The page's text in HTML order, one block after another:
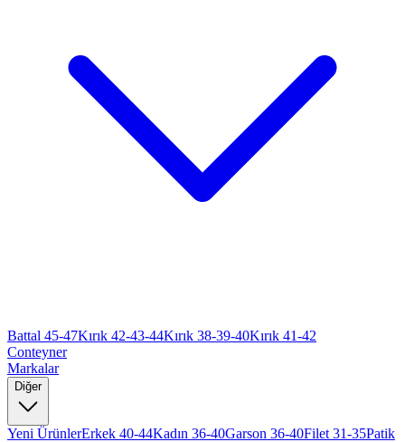
Battal 45-47Kırık 42-43-44Kırık 38-39-40Kırık 41-42
Conteyner
Markalar
Diğer
Yeni ÜrünlerErkek 40-44Kadın 36-40Garson 36-40Filet 31-35Patik